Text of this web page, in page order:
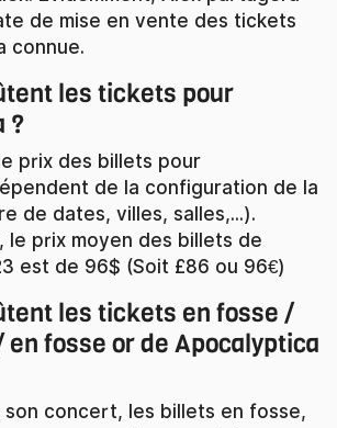
de mise en vente des tickets
connue.
?
prix des billets pour
de la configuration de la
de dates, villes, salles,...).
le prix moyen des billets de
est de 96$ (Soit £86 ou 96€)
fosse or de Apocalyptica
son concert, les billets en fosse,